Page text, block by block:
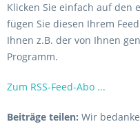
Klicken Sie einfach auf den
fügen Sie diesen Ihrem
Ihnen z.B. der von Ihnen
Programm.
Zum RSS-Feed-Abo ...
Beiträge teilen: Wir